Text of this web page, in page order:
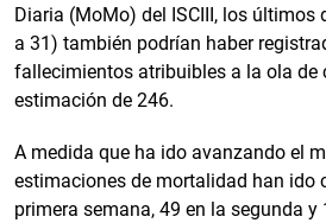
Diaria (MoMo) del ISCIII, los últimos
a 31) también podrían haber
fallecimientos atribuibles a la ola de
estimación de 246.
A medida que ha ido avanzando el
estimaciones de mortalidad han ido
primera semana, 49 en la segunda y